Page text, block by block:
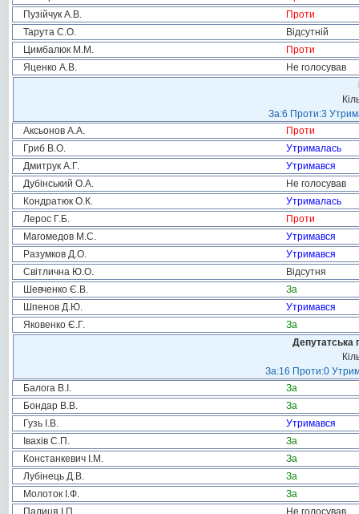
Пузійчук А.В.
Проти
Тарута С.О.
Відсутній
Цимбалюк М.М.
Проти
Яценко А.В.
Не голосував
За:6 Проти:3
Аксьонов А.А.
Проти
Гриб В.О.
Утрималась
Дмитрук А.Г.
Утримався
Дубінський О.А.
Не голосував
Кондратюк О.К.
Утрималась
Лерос Г.Б.
Проти
Магомедов М.С.
Утримався
Разумков Д.О.
Утримався
Світлична Ю.О.
Відсутня
Шевченко Є.В.
За
Шпенов Д.Ю.
Утримався
Яковенко Є.Г.
За
Депутатська
За:16 Проти:0
Балога В.І.
За
Бондар В.В.
За
Гузь І.В.
Утримався
Івахів С.П.
За
Констанкевич І.М.
За
Лубінець Д.В.
За
Молоток І.Ф.
За
Палиця І.П.
Не голосував